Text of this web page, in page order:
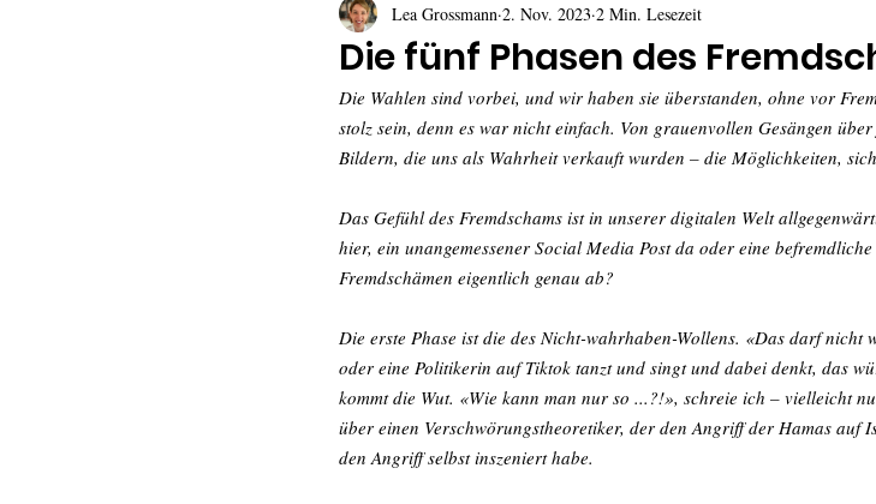
Die fünf Phasen des
Lea Grossmann 2. Nov. 2023 2 Min. Lesezeit
Die Wahlen sind vorbei, und wir haben sie überstanden, ohne vor
stolz sein, denn es war nicht einfach. Von grauenvollen Gesängen
Bildern, die uns als Wahrheit verkauft wurden – die Möglichkeiten,
Das Gefühl des Fremdschams ist in unserer digitalen Welt
hier, ein unangemessener Social Media Post da oder eine
Fremdschämen eigentlich genau ab?
Die erste Phase ist die des Nicht-wahrhaben-Wollens. «Das darf nicht
oder eine Politikerin auf Tiktok tanzt und singt und dabei denkt, das
kommt die Wut. «Wie kann man nur so ...?!», schreie ich – vielleicht
über einen Verschwörungstheoretiker, der den Angriff der Hamas auf
den Angriff selbst inszeniert habe.